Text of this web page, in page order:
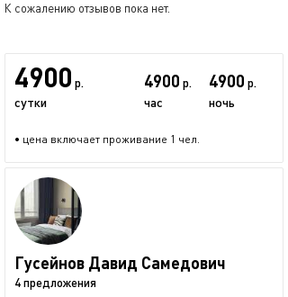
К сожалению отзывов пока нет.
4900 р.
сутки
4900 р.
час
4900 р.
ночь
• цена включает проживание 1 чел.
Гусейнов Давид Самедович
4 предложения